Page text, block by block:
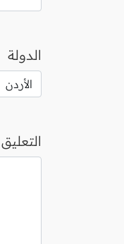
الدولة
التعليق